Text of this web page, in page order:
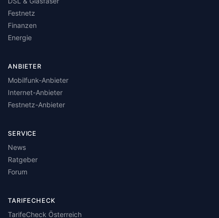
Festnetz
Finanzen
Energie
ANBIETER
Mobilfunk-Anbieter
Internet-Anbieter
Festnetz-Anbieter
SERVICE
News
Ratgeber
Forum
TARIFECHECK
TarifeCheck Österreich